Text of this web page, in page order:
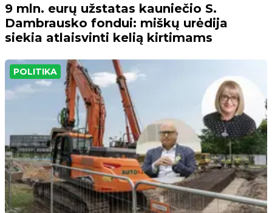
9 mln. eurų užstatas kauniečio S.
Dambrausko fondui: miškų urėdija
siekia atlaisvinti kelią kirtimams
POLITIKA